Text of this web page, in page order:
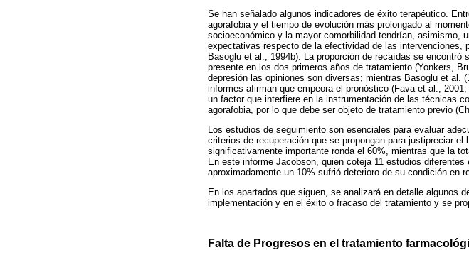
Se han señalado algunos indicadores de éxito terapéutico.
agorafobia y el tiempo de evolución más prolongado al
socioeconómico y la mayor comorbilidad tendrían, asimismo,
expectativas respecto de la efectividad de las
Basoglu et al., 1994b). La proporción de recaídas se
presente en los dos primeros años de tratamiento (Yonkers,
depresión las opiniones son diversas; mientras Basoglu et al.
informes afirman que empeora el pronóstico (Fava et al.,
un factor que interfiere en la instrumentación de las técnicas
agorafobia, por lo que debe ser objeto de tratamiento previo
Los estudios de seguimiento son esenciales para evaluar
criterios de recuperación que se propongan para justipreciar
significativamente importante ronda el 60%, mientras que la
En este informe Jacobson, quien coteja 11 estudios
aproximadamente un 10% sufrió deterioro de su condición en
En los apartados que siguen, se analizará en detalle algunos
implementación y en el éxito o fracaso del tratamiento y se
Falta de Progresos en el tratamiento